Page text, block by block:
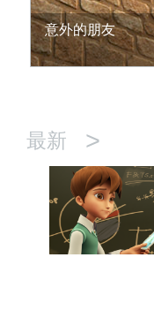
意外的朋友
最新 >